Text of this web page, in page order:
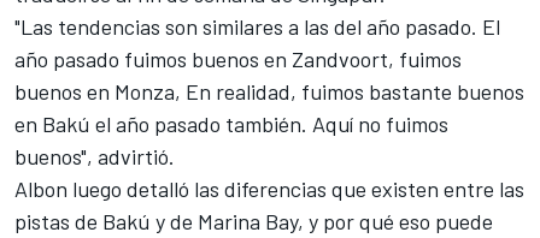
"Las tendencias son similares a las del año pasado. El
año pasado fuimos buenos en Zandvoort, fuimos
buenos en Monza, En realidad, fuimos bastante buenos
en Bakú el año pasado también. Aquí no fuimos
buenos", advirtió.
Albon luego detalló las diferencias que existen entre las
pistas de Bakú y de Marina Bay, y por qué eso puede